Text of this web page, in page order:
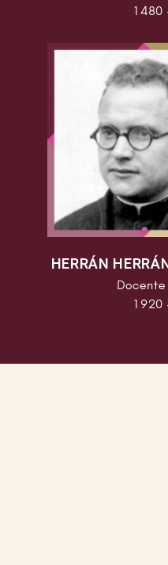
1480
HERRÁN
1920